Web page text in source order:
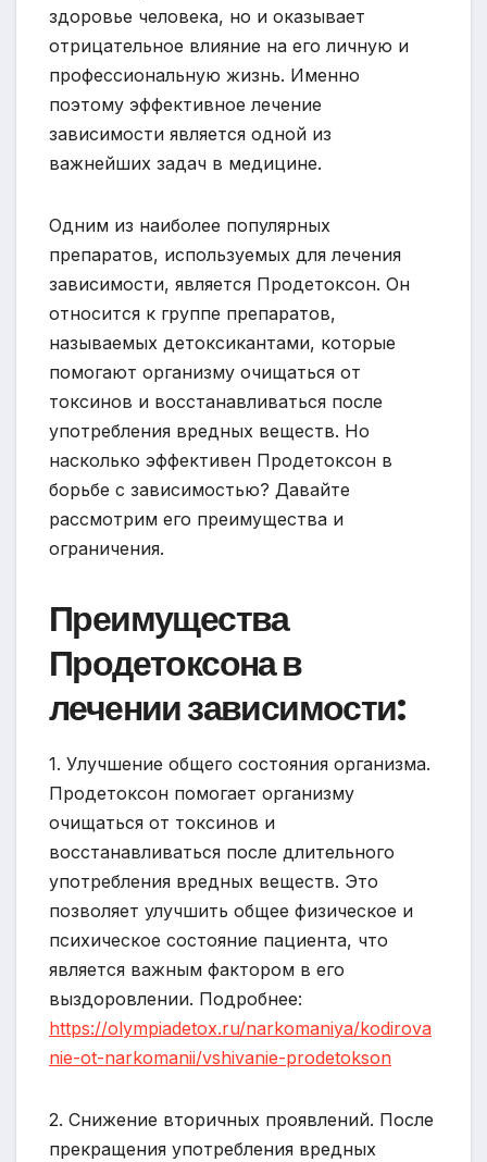
здоровье человека, но и оказывает
отрицательное влияние на его личную и
профессиональную жизнь. Именно
поэтому эффективное лечение
зависимости является одной из
важнейших задач в медицине.
Одним из наиболее популярных
препаратов, используемых для лечения
зависимости, является Продетоксон. Он
относится к группе препаратов,
называемых детоксикантами, которые
помогают организму очищаться от
токсинов и восстанавливаться после
употребления вредных веществ. Но
насколько эффективен Продетоксон в
борьбе с зависимостью? Давайте
рассмотрим его преимущества и
ограничения.
Преимущества
Продетоксона в
лечении зависимости:
1. Улучшение общего состояния организма.
Продетоксон помогает организму
очищаться от токсинов и
восстанавливаться после длительного
употребления вредных веществ. Это
позволяет улучшить общее физическое и
психическое состояние пациента, что
является важным фактором в его
выздоровлении. Подробнее:
https://olympiadetox.ru/narkomaniya/kodirova
nie-ot-narkomanii/vshivanie-prodetokson
2. Снижение вторичных проявлений. После
прекращения употребления вредных